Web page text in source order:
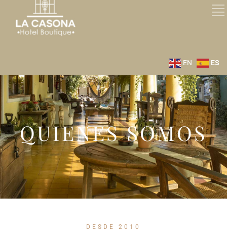
EN ES
QUIENES SOMOS
DESDE 2010